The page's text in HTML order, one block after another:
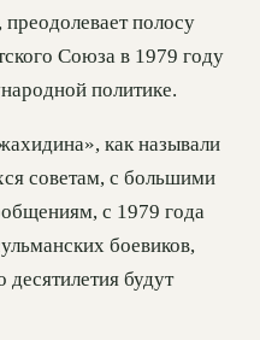
полосу
Союза в 1979 году
политике.